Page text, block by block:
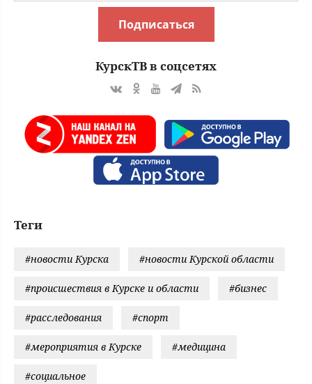
Подписаться
КурскТВ в соцсетях
Теги
#новости Курска #новости Курской области
#происшествия в Курске и области #бизнес
#расследования #спорт
#мероприятия в Курске #медицина
#социальное